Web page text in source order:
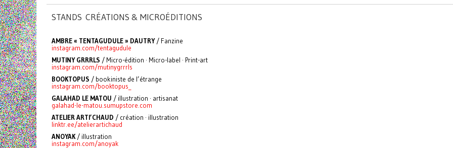
STANDS CRÉATIONS & MICROÉDITIONS
AMBRE « TENTAGUDULE » DAUTRY/ Fanzine
instagram.com/tentagudule
MUTINY GRRRLS / Micro-édition · Micro-label · Print-art
instagram.com/mutinygrrrls
BOOKTOPUS / bookiniste de l’étrange
instagram.com/booktopus_
GALAHAD LE MATOU / illustration · artisanat
galahad-le-matou.sumupstore.com
ATELIER ARTI’CHAUD / création · illustration
linktr.ee/atelierartichaud
ANOYAK/ illustration
instagram.com/anoyak